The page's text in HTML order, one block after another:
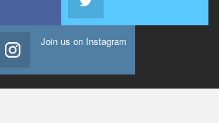
Join us on Instagram